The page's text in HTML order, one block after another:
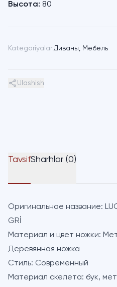
Высота: 80
Kategoriyalar:Диваны, Мебель
Ulashish
TavsifSharhlar (0)
Оригинальное название:
GRİ
Материал и цвет ножки:
Деревянная ножка
Стиль: Современный
Материал скелета: бук,